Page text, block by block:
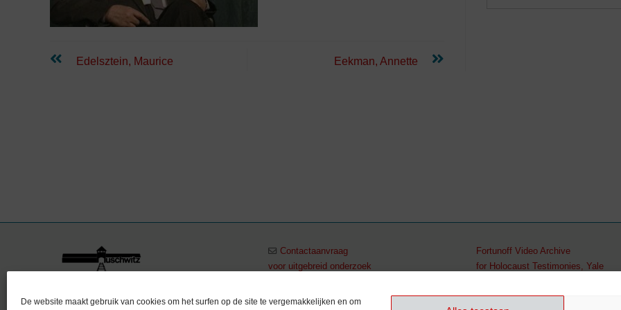
De website maakt gebruik van cookies om het surfen op de site te vergemakkelijken en om
Lees
verderEdelsztein, Maurice Eekman, Annette
vzw Auschwitz in Gedachtenis
Contactaanvraag
voor uitgebreid onderzoek
Fortunoff Video Archive
for Holocaust Testimonies, Yale